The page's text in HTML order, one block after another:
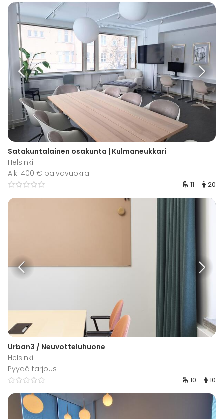
Satakuntalainen osakunta | Kulmaneukkari
Helsinki
Alk. 400 € päivävuokra
11 20
Urban3 / Neuvotteluhuone
Helsinki
Pyydä tarjous
10 10